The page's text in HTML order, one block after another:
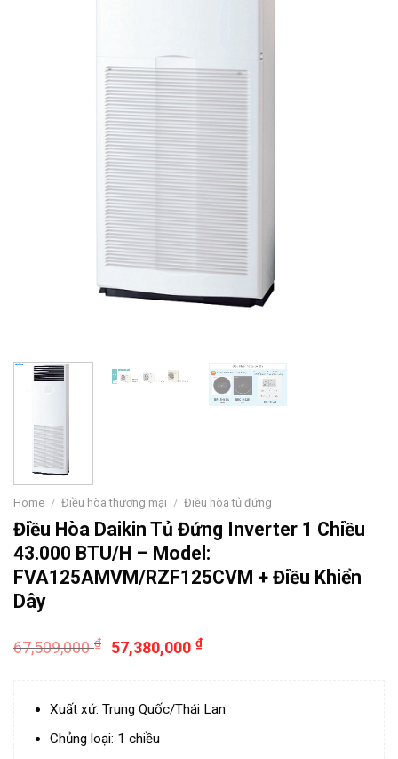
Home / Điều hòa thương mại / Điều hòa tủ đứng
Điều Hòa Daikin Tủ Đứng Inverter 1 Chiều
43.000 BTU/H – Model:
FVA125AMVM/RZF125CVM + Điều Khiển
Dây
67,509,000₫ 57,380,000₫
Xuất xứ: Trung Quốc/Thái Lan
Chủng loại: 1 chiều